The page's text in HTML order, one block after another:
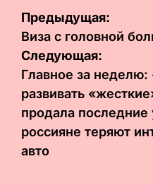
Навигация
по
записям
Предыдущая:
Виза с головной
Следующая:
Главное за неделю:
развивать
продала последние
россияне теряют
авто